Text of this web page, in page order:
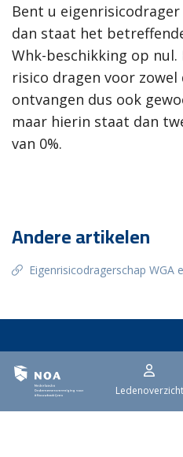
Ledenoverzicht
Bent u eigenrisicodrager
dan staat het
Whk-beschikking op
risico dragen voor zowel
ontvangen dus ook
maar hierin staat dan
van 0%.
Andere artikelen
Eigenrisicodragerschap WGA